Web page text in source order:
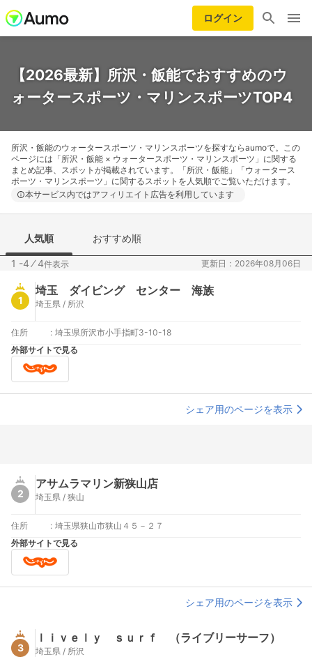
ログイン
【2026最新】所沢・飯能でおすすめのウ
ォータースポーツ・マリンスポーツTOP4
所沢・飯能のウォータースポーツ・マリンスポーツを探すならaumoで。この
ページには「所沢・飯能 × ウォータースポーツ・マリンスポーツ」に関する
まとめ記事、スポットが掲載されています。「所沢・飯能」「ウォータース
ポーツ・マリンスポーツ」に関するスポットを人気順でご覧いただけます。
本サービス内ではアフィリエイト広告を利用しています
人気順 おすすめ順
1 -4 ⁄4件表示 更新日：2026年08月06日
1
埼玉 ダイビング センター 海族
埼玉県 / 所沢
住所 : 埼玉県所沢市小手指町3-10-18
外部サイトで見る
シェア用のページを表示
2
アサムラマリン新狭山店
埼玉県 / 狭山
住所 : 埼玉県狭山市狭山４５－２７
外部サイトで見る
シェア用のページを表示
3
ｌｉｖｅｌｙ ｓｕｒｆ （ライブリーサーフ）
埼玉県 / 所沢